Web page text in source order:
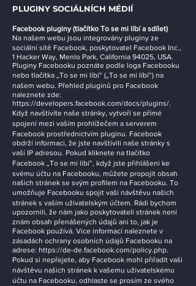
PLUGINY SOCIÁLNÍCH MÉDIÍ
Facebook pluginy (tlačítko To se mi líbí a sdílet)
Na našem webu jsou integrovány pluginy ze
sociální sítě Facebook, poskytovatel Facebook Inc.,
1 Hacker Way, Menlo Park, California 94025, USA.
Pluginy Facebooku poznáte podle loga Facebooku
nebo tlačítka „To se mi líbí“ („To se mi líbí“) na
našem webu. Přehled pluginů pro Facebook
naleznete zde:
https://developers.facebook.com/docs/plugins/.
Když navštívíte naše stránky, vytvoří se přímé
spojení mezi vaším prohlížečem a serverem
Facebook prostřednictvím pluginu. Facebook
obdrží informaci, že jste navštívili naše stránky s
vaší IP adresou. Pokud kliknete na tlačítko
Facebook „To se mi líbí“, když jste přihlášeni ke
svému účtu na Facebooku, můžete propojit obsah
našich stránek se svým profilem na Facebooku. To
umožňuje Facebooku spojit vaši návštěvu našich
stránek s vaším uživatelským účtem. Rádi bychom
upozornili, že nám jako poskytovateli stránek není
znám obsah přenášených údajů ani to, jak je
Facebook používá. Více informací naleznete v
zásadách ochrany osobních údajů Facebooku na
adrese: https://de-de.facebook.com/policy.php.
Pokud si nepřejete, aby Facebook mohl přiřadit vaši
návštěvu našich stránek k vašemu uživatelskému
účtu na Facebooku, odhlaste se prosím ze svého